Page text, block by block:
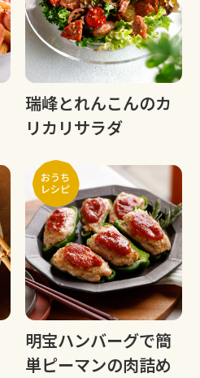
瑞峰とれんこんのカ
リカリサラダ
明宝ハンバーグで簡
単ピーマンの肉詰め